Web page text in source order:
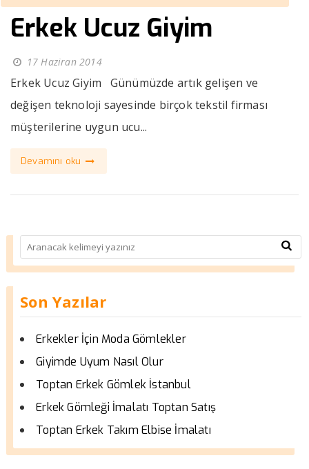
Erkek Ucuz Giyim
17 Haziran 2014
Erkek Ucuz Giyim Günümüzde artık gelişen ve
değişen teknoloji sayesinde birçok tekstil firması
müşterilerine uygun ucu...
Devamını oku
Son Yazılar
Erkekler İçin Moda Gömlekler
Giyimde Uyum Nasıl Olur
Toptan Erkek Gömlek İstanbul
Erkek Gömleği İmalatı Toptan Satış
Toptan Erkek Takım Elbise İmalatı